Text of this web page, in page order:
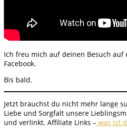
Ich freu mich auf deinen Besuch
Facebook.
Bis bald.
Jetzt brauchst du nicht mehr lange
Liebe und Sorgfalt unsere
und verlinkt. Affiliate Links – was ist